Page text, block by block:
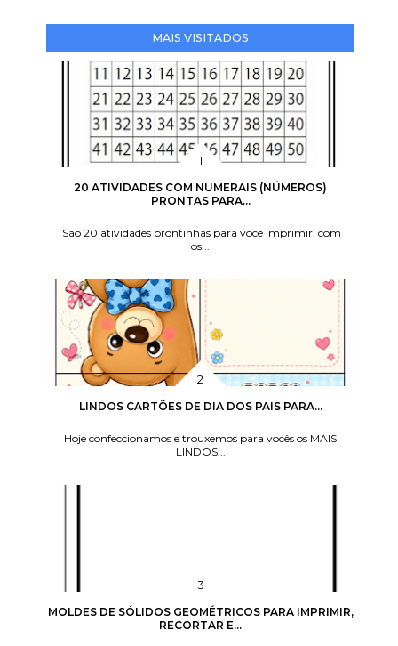
MAIS VISITADOS
20 ATIVIDADES COM NUMERAIS (NÚMEROS)
PRONTAS PARA...
São 20 atividades prontinhas para você imprimir, com
os...
LINDOS CARTÕES DE DIA DOS PAIS PARA...
Hoje confeccionamos e trouxemos para vocês os MAIS
LINDOS...
MOLDES DE SÓLIDOS GEOMÉTRICOS PARA IMPRIMIR,
RECORTAR E...